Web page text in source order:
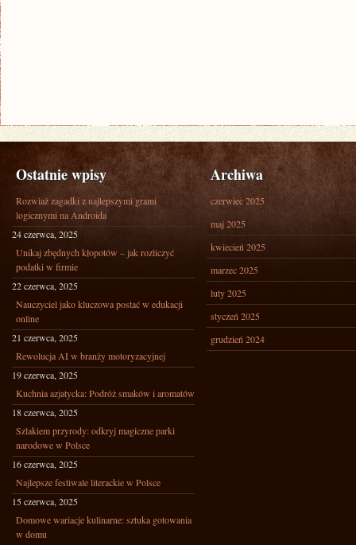
Ostatnie wpisy
Rozwiaż zagadki z najlepszymi grami
logicznymi na Androida
24 czerwca, 2025
Unikaj zbędnych kłopotów – jak rozliczyć
podatki w firmie
22 czerwca, 2025
Nauczyciel jako kluczowa postać w edukacji
online
21 czerwca, 2025
Rewolucja AI w branży motoryzacyjnej
19 czerwca, 2025
Kuchnia azjatycka: Podróż smaków i aromatów
18 czerwca, 2025
Szlakiem przyrody: odkryj magiczne parki
narodowe w Polsce
16 czerwca, 2025
Najlepsze festiwale literackie w Polsce
15 czerwca, 2025
Domowe wariacje kulinarne: sztuka gotowania
w domu
Archiwa
czerwiec 2025
maj 2025
kwiecień 2025
marzec 2025
luty 2025
styczeń 2025
grudzień 2024